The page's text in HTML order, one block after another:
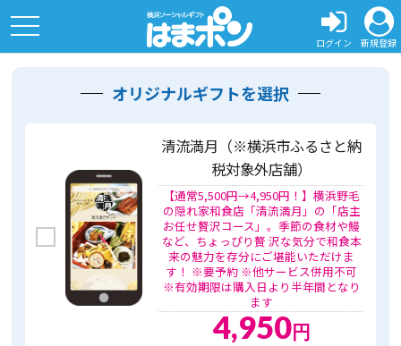
ログイン 新規登録
toggle
navigation
オリジナルギフトを選択
清流満月（※横浜市ふるさと納
税対象外店舗）
【通常5,500円→4,950円！】横浜野毛
の隠れ家和食店「清流満月」の「店主
お任せ贅沢コース」。季節の食材や鰻
など、ちょっぴり贅 沢な気分で和食本
来の魅力を存分にご堪能いただけま
す！ ※要予約 ※他サービス併用不可
※有効期限は購入日より半年間となり
ます
4,950円